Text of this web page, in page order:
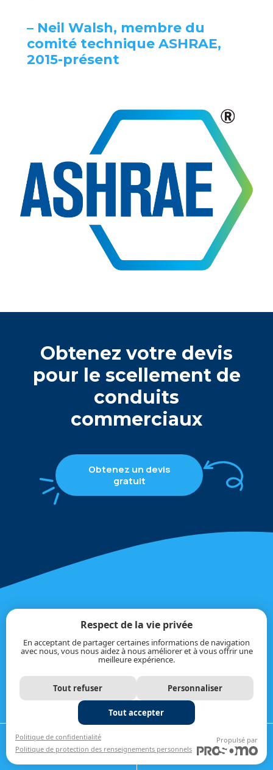
– Neil Walsh, membre du
comité technique ASHRAE,
2015-présent
Obtenez votre devis
pour le scellement de
conduits
commerciaux
Obtenez un devis
gratuit
SÉCURITAIRE &
DURABLE
COÛT &
TARIFICATION
TRANSPARENTE
PRODUITS
SUPÉRIEURS
FINANCEMENT
APPELER
1-888-330-1247
OBTENIR UNE
ESTIMATION
Respect de la vie privée
En acceptant de partager certaines informations de navigation
avec nous, vous nous aidez à nous améliorer et à vous offrir une
meilleure expérience.
Tout refuser Personnaliser
Tout accepter
Politique de confidentialité
Politique de protection des renseignements personnels
Propulsé par